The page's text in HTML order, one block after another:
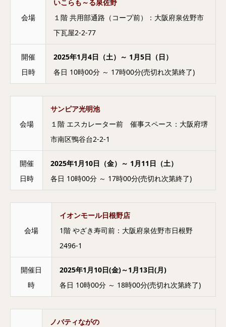
会場
いこらも～る泉佐野
１階 共用部通路（コープ前）：大阪府泉佐野市
下瓦屋2-2-77
開催
日時
2025年1月4日（土）～ 1月5日（日）
各日 10時00分 ～ 17時00分(売切れ次第終了)
会場
サンピア光明池
１階 エスカレーター前 催事スペース：大阪府堺
市南区鴨谷台2-2-1
開催
日時
2025年1月10日（金）～ 1月11日（土）
各日 10時00分 ～ 17時00分(売切れ次第終了)
会場
イオンモール日根野店
1階 やざき寿司前：大阪府泉佐野市日根野
2496-1
開催日
時
2025年1月10日(金)～1月13日(月)
各日 10時00分 ～ 18時00分(売切れ次第終了)
ノバティながの